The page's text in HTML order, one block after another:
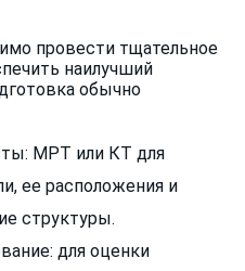
провести тщательное
наилучший
обычно
МРТ или КТ для
ее расположения и
структуры.
для оценки